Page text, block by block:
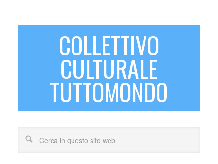
COLLETTIVO
CULTURALE
TUTTOMONDO